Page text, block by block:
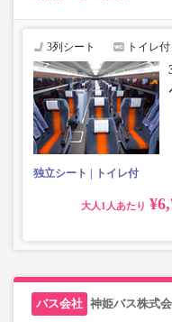
3列シート トイレ付
独立シート トイレ付
大人
神姫バス株式